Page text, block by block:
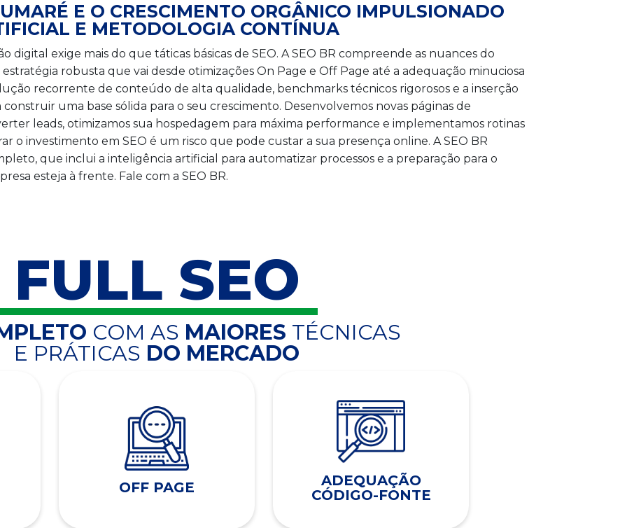
E O CRESCIMENTO ORGÂNICO IMPULSIONADO
E METODOLOGIA CONTÍNUA
digital exige mais do que táticas básicas de SEO. A SEO BR compreende as nuances do
robusta que vai desde otimizações On Page e Off Page até a adequação minuciosa
recorrente de conteúdo de alta qualidade, benchmarks técnicos rigorosos e a inserção
uma base sólida para o seu crescimento. Desenvolvemos novas páginas de
leads, otimizamos sua hospedagem para máxima performance e implementamos rotinas
o investimento em SEO é um risco que pode custar a sua presença online. A SEO BR
que inclui a inteligência artificial para automatizar processos e a preparação para o
esteja à frente. Fale com a SEO BR.
FULL SEO
COM AS MAIORES TÉCNICAS
E PRÁTICAS DO MERCADO
OFF PAGE
ADEQUAÇÃO
CÓDIGO-FONTE